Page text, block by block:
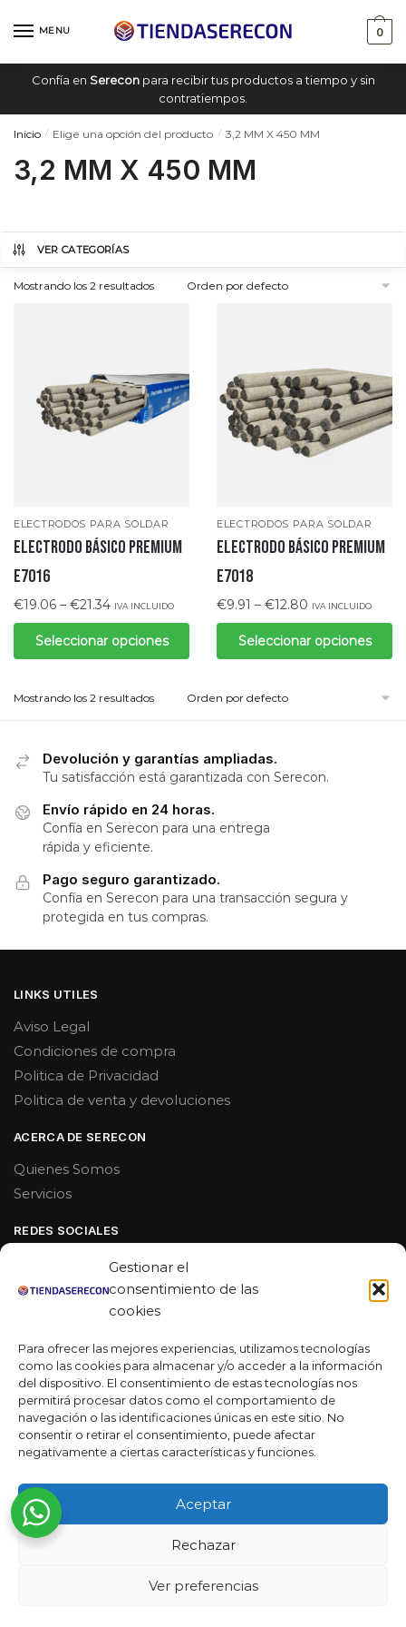
Gestionar el
consentimiento de las
cookies
Para ofrecer las mejores experiencias, utilizamos tecnologías
como las cookies para almacenar y/o acceder a la información
del dispositivo. El consentimiento de estas tecnologías nos
permitirá procesar datos como el comportamiento de
navegación o las identificaciones únicas en este sitio. No
consentir o retirar el consentimiento, puede afectar
negativamente a ciertas características y funciones.
Aceptar
Rechazar
Ver preferencias
MENU 0
Confía en Sereconpara recibir tus productos a tiempo y sin
contratiempos.
Inicio / Elige una opción del producto / 3,2 MM X 450 MM
3,2 MM X 450 MM
VER CATEGORÍAS
Mostrando los 2 resultados
ELECTRODOS PARA SOLDAR
ELECTRODO BÁSICO PREMIUM
E7016
€19.06 – €21.34 IVA INCLUIDO
Seleccionar opciones
ELECTRODOS PARA SOLDAR
ELECTRODO BÁSICO PREMIUM
E7018
€9.91 – €12.80 IVA INCLUIDO
Seleccionar opciones
Mostrando los 2 resultados
Devolución y garantías ampliadas.
Tu satisfacción está garantizada con Serecon.
Envío rápido en 24 horas.
Confía en Serecon para una entrega
rápida y eficiente.
Pago seguro garantizado.
Confía en Serecon para una transacción segura y
protegida en tus compras.
LINKS UTILES
Aviso Legal
Condiciones de compra
Politica de Privacidad
Politica de venta y devoluciones
ACERCA DE SERECON
Quienes Somos
Servicios
REDES SOCIALES
Linkedin
MAS DE 50 RESEÑAS
★★★★★
La verdad es que fue una compra muy económica, la
día. ¡Estoy muy satisfecha con la atención al cliente y el
servicio!
Desarrollado por